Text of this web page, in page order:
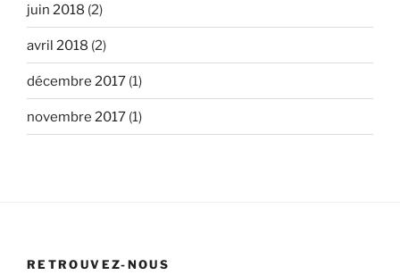
juin 2018 (2)
avril 2018 (2)
décembre 2017 (1)
novembre 2017 (1)
RETROUVEZ-NOUS